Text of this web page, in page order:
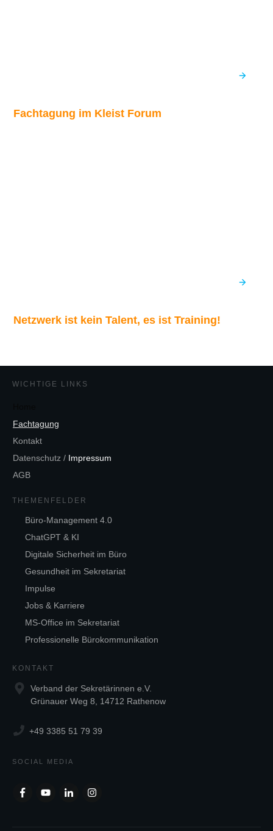
Fachtagung im Kleist Forum
Netzwerk ist kein Talent, es ist Training!
WICHTIGE LINKS
Fachtagung
Kontakt
Datenschutz / Impressum
AGB
THEMENFELDER
Büro-Management 4.0
ChatGPT & KI
Digitale Sicherheit im Büro
Gesundheit im Sekretariat
Impulse
Jobs & Karriere
MS-Office im Sekretariat
Professionelle Bürokommunikation
KONTAKT
Verband der Sekretärinnen e.V.
Grünauer Weg 8, 14712 Rathenow
+49 3385 51 79 39
SOCIAL MEDIA